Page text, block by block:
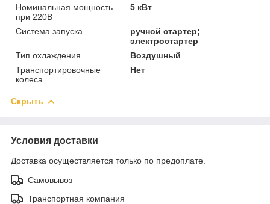
Номинальная мощность
при 220В
5 кВт
Система запуска
ручной стартер;
электростартер
Тип охлаждения
Воздушный
Транспортировочные
колеса
Нет
Скрыть
Условия доставки
Доставка осуществляется только по предоплате.
Самовывоз
Транспортная компания